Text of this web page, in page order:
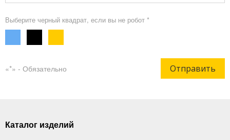
Выберите черный квадрат, если вы не робот *
«*» - Обязательно Отправить
Каталог изделий